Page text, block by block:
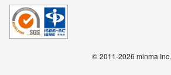
© 2011-2026 minma Inc.